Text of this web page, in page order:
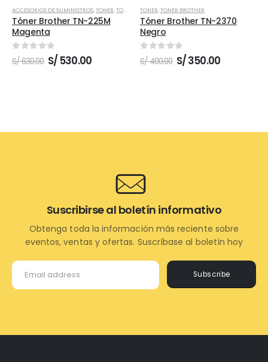
ACCESORIOS DE SUMINISTROS,TONER,TONER BROTHER
Tóner Brother TN-225M
Magenta
out of 5
S/630.00 El
precio
S/530.00El
TONER,TONER BROTHER
Tóner Brother TN-2370
Negro
out of 5
S/400.00 El
precio
S/350.00El
Subscribe
Suscribirse al boletín informativo
Obtenga toda la información más reciente sobre
eventos, ventas y ofertas. Suscríbase al boletín hoy